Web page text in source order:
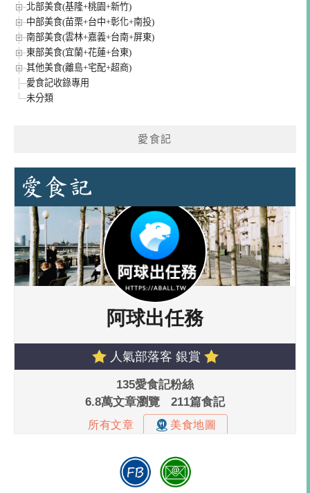
北部美食(基隆+桃園+新竹)
中部美食(苗栗+台中+彰化+南投)
南部美食(雲林+嘉義+台南+屏東)
東部美食(宜蘭+花蓮+台東)
其他美食(離島+宅配+超商)
愛食記收錄專用
未分類
愛食記